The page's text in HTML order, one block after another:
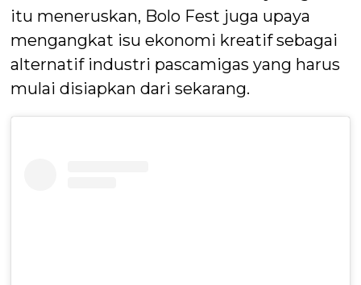
itu meneruskan, Bolo Fest juga upaya
mengangkat isu ekonomi kreatif sebagai
alternatif industri pascamigas yang harus
mulai disiapkan dari sekarang.